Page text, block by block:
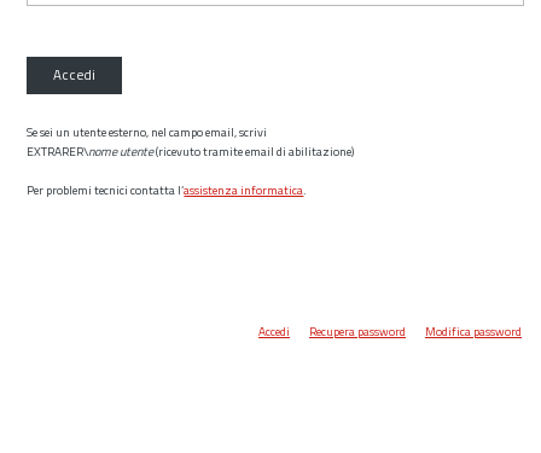
Accedi
Se sei un utente esterno, nel campo email, scrivi
EXTRARER\nome utente(ricevuto tramite email di abilitazione)
Per problemi tecnici contatta l’assistenza informatica.
Accedi Recupera password Modifica password